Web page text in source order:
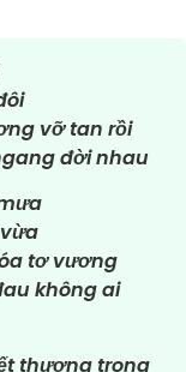
vỡ tan rồi
đời nhau
tơ vương
không ai
thương trong